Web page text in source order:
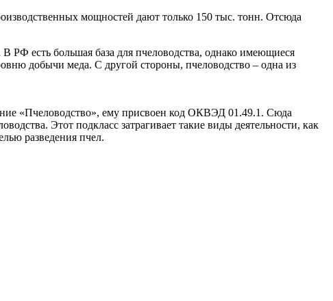
мощностей дают только 150 тыс. тонн. Отсюда
РФ есть большая база для пчеловодства, однако имеющиеся
добычи меда. С другой стороны, пчеловодство – одна из
«Пчеловодство», ему присвоен код ОКВЭД 01.49.1. Сюда
Этот подкласс затрагивает такие виды деятельности, как
разведения пчел.